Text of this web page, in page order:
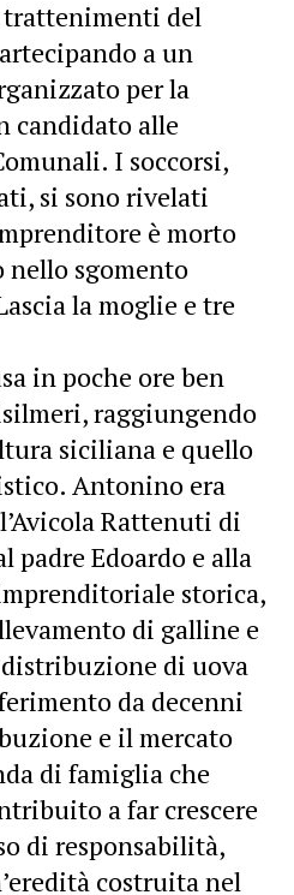
trattenimenti del
a un
per la
candidato alle
I soccorsi,
si sono rivelati
è morto
nello sgomento
la moglie e tre
in poche ore ben
raggiungendo
siciliana e quello
Antonino era
Rattenuti di
padre Edoardo e alla
storica,
di galline e
di uova
da decenni
e il mercato
di famiglia che
a far crescere
di responsabilità,
costruita nel